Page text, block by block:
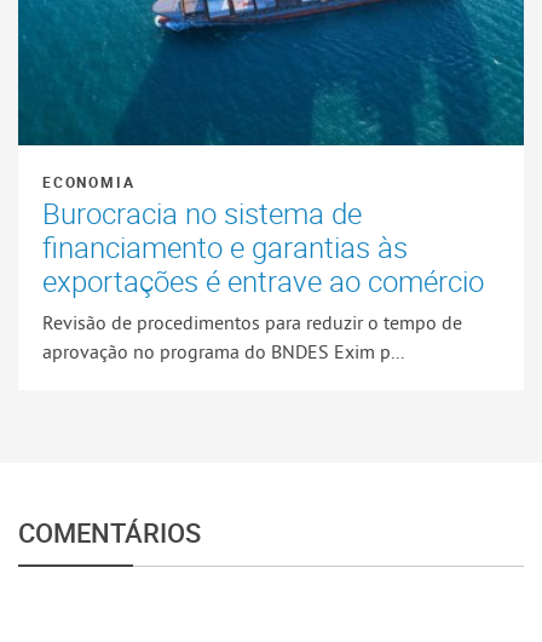
ECONOMIA
Burocracia no sistema de
financiamento e garantias às
exportações é entrave ao comércio
Revisão de procedimentos para reduzir o tempo de
aprovação no programa do BNDES Exim p...
COMENTÁRIOS